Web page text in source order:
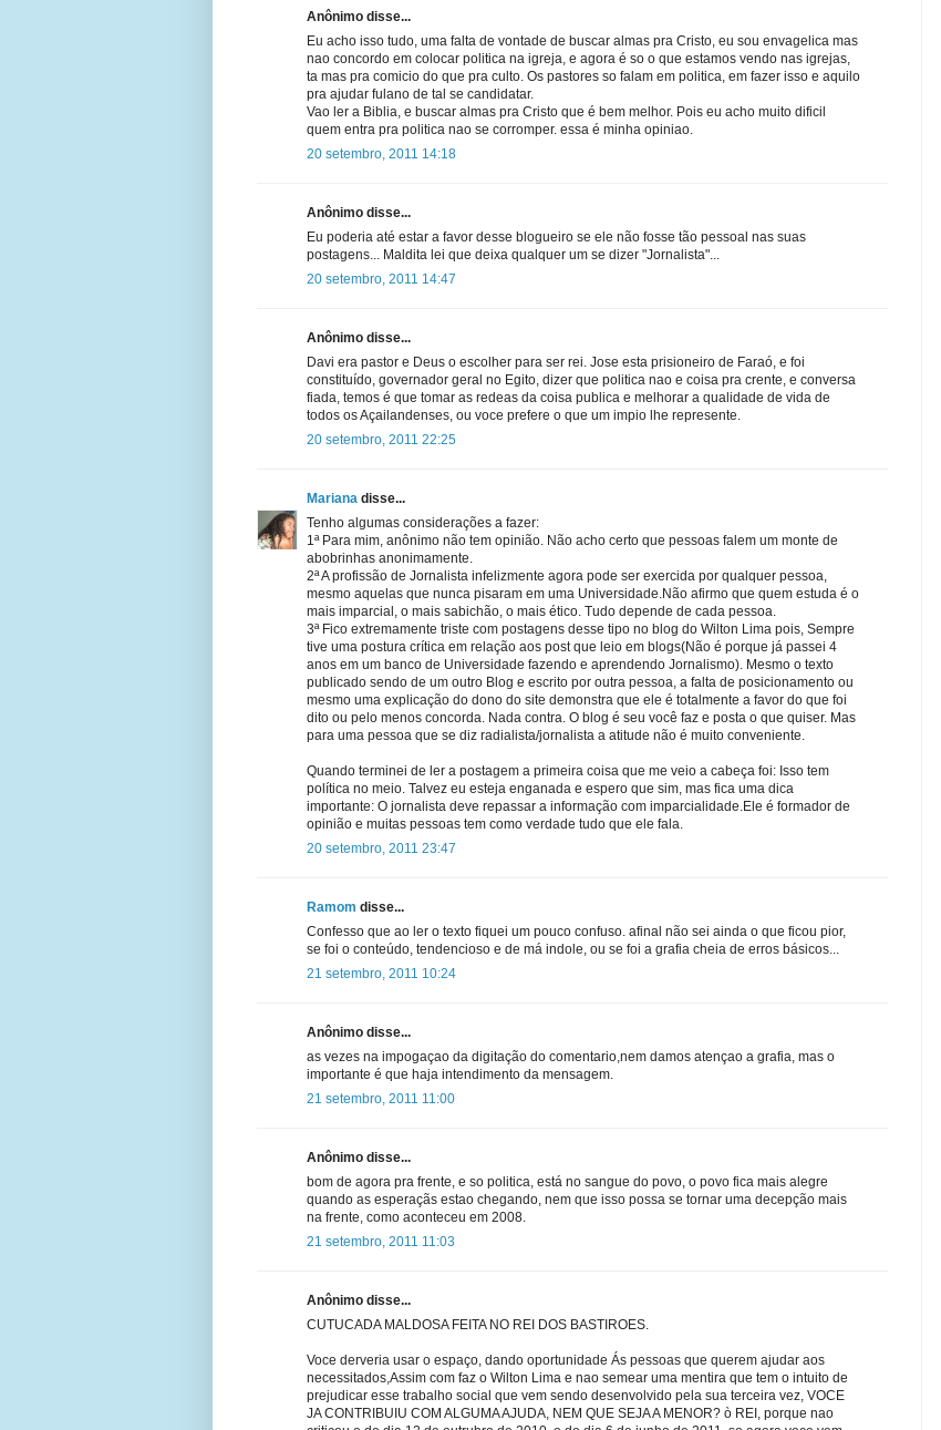
Anônimo disse...
Eu acho isso tudo, uma falta de vontade de buscar almas pra Cristo, eu sou envagelica mas
nao concordo em colocar politica na igreja, e agora é so o que estamos vendo nas igrejas,
ta mas pra comicio do que pra culto. Os pastores so falam em politica, em fazer isso e aquilo
pra ajudar fulano de tal se candidatar.
Vao ler a Biblia, e buscar almas pra Cristo que é bem melhor. Pois eu acho muito dificil
quem entra pra politica nao se corromper. essa é minha opiniao.
20 setembro, 2011 14:18
Anônimo disse...
Eu poderia até estar a favor desse blogueiro se ele não fosse tão pessoal nas suas
postagens... Maldita lei que deixa qualquer um se dizer "Jornalista"...
20 setembro, 2011 14:47
Anônimo disse...
Davi era pastor e Deus o escolher para ser rei. Jose esta prisioneiro de Faraó, e foi
constituído, governador geral no Egito, dizer que politica nao e coisa pra crente, e conversa
fiada, temos é que tomar as redeas da coisa publica e melhorar a qualidade de vida de
todos os Açailandenses, ou voce prefere o que um impio lhe represente.
20 setembro, 2011 22:25
Mariana disse...
Tenho algumas considerações a fazer:
1ª Para mim, anônimo não tem opinião. Não acho certo que pessoas falem um monte de
abobrinhas anonimamente.
2ª A profissão de Jornalista infelizmente agora pode ser exercida por qualquer pessoa,
mesmo aquelas que nunca pisaram em uma Universidade.Não afirmo que quem estuda é o
mais imparcial, o mais sabichão, o mais ético. Tudo depende de cada pessoa.
3ª Fico extremamente triste com postagens desse tipo no blog do Wilton Lima pois, Sempre
tive uma postura crítica em relação aos post que leio em blogs(Não é porque já passei 4
anos em um banco de Universidade fazendo e aprendendo Jornalismo). Mesmo o texto
publicado sendo de um outro Blog e escrito por outra pessoa, a falta de posicionamento ou
mesmo uma explicação do dono do site demonstra que ele é totalmente a favor do que foi
dito ou pelo menos concorda. Nada contra. O blog é seu você faz e posta o que quiser. Mas
para uma pessoa que se diz radialista/jornalista a atitude não é muito conveniente.
Quando terminei de ler a postagem a primeira coisa que me veio a cabeça foi: Isso tem
política no meio. Talvez eu esteja enganada e espero que sim, mas fica uma dica
importante: O jornalista deve repassar a informação com imparcialidade.Ele é formador de
opinião e muitas pessoas tem como verdade tudo que ele fala.
20 setembro, 2011 23:47
Ramom disse...
Confesso que ao ler o texto fiquei um pouco confuso. afinal não sei ainda o que ficou pior,
se foi o conteúdo, tendencioso e de má indole, ou se foi a grafia cheia de erros básicos...
21 setembro, 2011 10:24
Anônimo disse...
as vezes na impogaçao da digitação do comentario,nem damos atençao a grafia, mas o
importante é que haja intendimento da mensagem.
21 setembro, 2011 11:00
Anônimo disse...
bom de agora pra frente, e so politica, está no sangue do povo, o povo fica mais alegre
quando as esperaçãs estao chegando, nem que isso possa se tornar uma decepção mais
na frente, como aconteceu em 2008.
21 setembro, 2011 11:03
Anônimo disse...
CUTUCADA MALDOSA FEITA NO REI DOS BASTIROES.
Voce derveria usar o espaço, dando oportunidade Ás pessoas que querem ajudar aos
necessitados,Assim com faz o Wilton Lima e nao semear uma mentira que tem o intuito de
prejudicar esse trabalho social que vem sendo desenvolvido pela sua terceira vez, VOCE
JA CONTRIBUIU COM ALGUMA AJUDA, NEM QUE SEJA A MENOR? ò REI, porque nao